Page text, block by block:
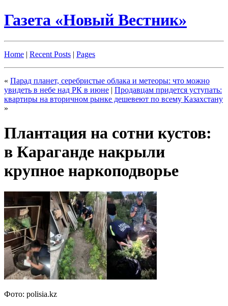
Газета «Новый Вестник»
Home | Recent Posts | Pages
« Парад планет, серебристые облака и метеоры: что можно
увидеть в небе над РК в июне | Продавцам придется уступать:
квартиры на вторичном рынке дешевеют по всему Казахстану
»
Плантация на сотни кустов:
в Караганде накрыли
крупное наркоподворье
Фото: polisia.kz